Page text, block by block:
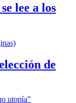
lee a los
de